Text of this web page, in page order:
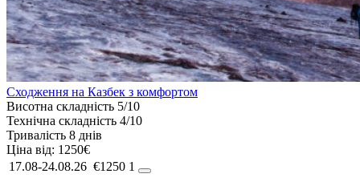
Сходження на Казбек з комфортом
Висотна складність 5/10
Технічна складність 4/10
Тривалість 8 днів
Ціна від: 1250€
17.08-24.08.26 €1250 1